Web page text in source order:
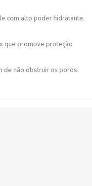
com alto poder hidratante,
que promove proteção
de não obstruir os poros.